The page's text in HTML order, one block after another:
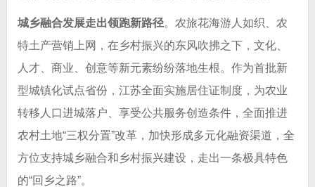
城乡融合发展走出领跑新路径。农旅花海游人如织、农
特土产营销上网，在乡村振兴的东风吹拂之下，文化、
人才、商业、创意等新元素纷纷落地生根。作为首批新
型城镇化试点省份，江苏全面实施居住证制度，为农业
转移人口进城落户、享受公共服务创造条件，全面推进
农村土地“三权分置”改革，加快形成多元化融资渠道，全
方位支持城乡融合和乡村振兴建设，走出一条极具特色
的“回乡之路”。